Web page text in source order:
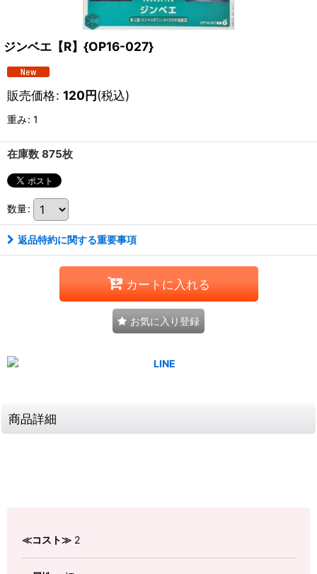
ジンベエ【R】{OP16-027}
販売価格: 120円(税込)
重み: 1
在庫数 875枚
数量:
返品特約に関する重要事項
カートに入れる
お気に入り登録
商品詳細
≪コスト≫ 2